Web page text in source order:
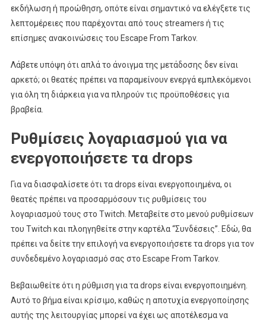
εκδήλωση ή προώθηση, οπότε είναι σημαντικό να ελέγξετε τις
λεπτομέρειες που παρέχονται από τους streamers ή τις
επίσημες ανακοινώσεις του Escape From Tarkov.
Λάβετε υπόψη ότι απλά το άνοιγμα της μετάδοσης δεν είναι
αρκετό; οι θεατές πρέπει να παραμείνουν ενεργά εμπλεκόμενοι
για όλη τη διάρκεια για να πληρούν τις προϋποθέσεις για
βραβεία.
Ρυθμίσεις λογαριασμού για να
ενεργοποιήσετε τα drops
Για να διασφαλίσετε ότι τα drops είναι ενεργοποιημένα, οι
θεατές πρέπει να προσαρμόσουν τις ρυθμίσεις του
λογαριασμού τους στο Twitch. Μεταβείτε στο μενού ρυθμίσεων
του Twitch και πλοηγηθείτε στην καρτέλα “Συνδέσεις”. Εδώ, θα
πρέπει να δείτε την επιλογή να ενεργοποιήσετε τα drops για τον
συνδεδεμένο λογαριασμό σας στο Escape From Tarkov.
Βεβαιωθείτε ότι η ρύθμιση για τα drops είναι ενεργοποιημένη.
Αυτό το βήμα είναι κρίσιμο, καθώς η αποτυχία ενεργοποίησης
αυτής της λειτουργίας μπορεί να έχει ως αποτέλεσμα να